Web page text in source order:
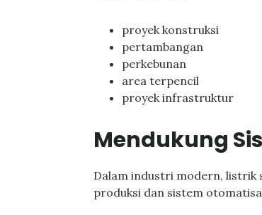
proyek konstruksi
pertambangan
perkebunan
area terpencil
proyek infrastruktur
Mendukung
Dalam industri modern, listrik
produksi dan sistem